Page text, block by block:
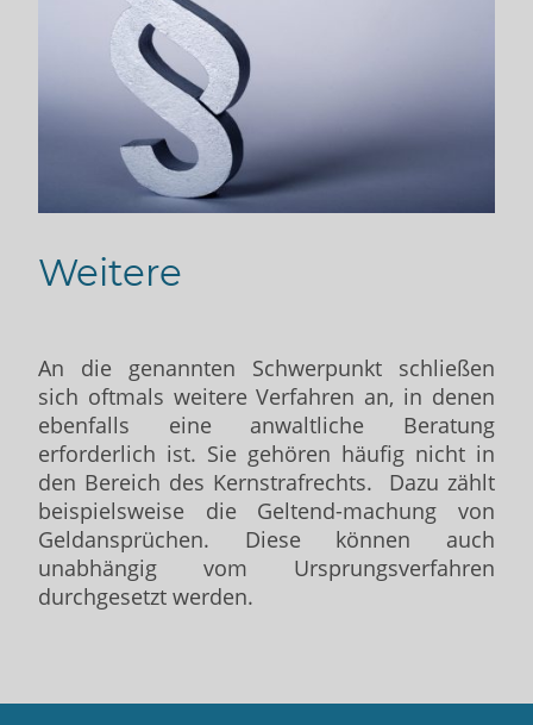
Weitere
An die genannten Schwerpunkt schließen
sich oftmals weitere Verfahren an, in denen
ebenfalls eine anwaltliche Beratung
erforderlich ist. Sie gehören häufig nicht in
den Bereich des Kernstrafrechts. Dazu zählt
beispielsweise die Geltend-machung von
Geldansprüchen. Diese können auch
unabhängig vom Ursprungsverfahren
durchgesetzt werden.